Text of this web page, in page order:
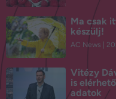
Ma csak
készülj!
AC News
Vitézy
is
adatok